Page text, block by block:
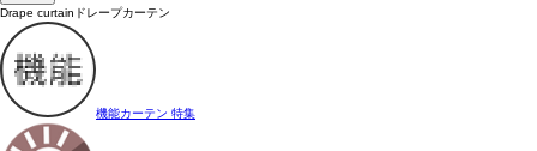
Drape curtain ドレープカーテン
機能カーテン 特集